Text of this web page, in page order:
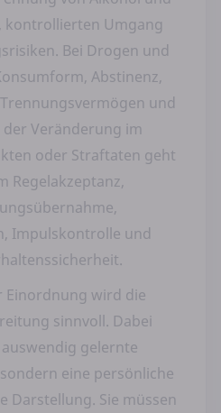
kontrollierten Umgang
Bei Drogen und
Abstinenz,
und
Veränderung im
oder Straftaten geht
Regelakzeptanz,
Impulskontrolle und
Einordnung wird die
sinnvoll. Dabei
gelernte
eine persönliche
Darstellung. Sie müssen